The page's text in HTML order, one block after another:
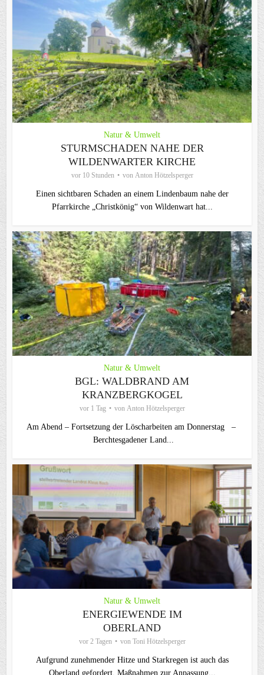
Natur & Umwelt
STURMSCHADEN NAHE DER
WILDENWARTER KIRCHE
vor 10 Stunden von Anton Hötzelsperger
Einen sichtbaren Schaden an einem Lindenbaum nahe der
Pfarrkirche „Christkönig“ von Wildenwart hat...
Natur & Umwelt
BGL: WALDBRAND AM
KRANZBERGKOGEL
vor 1 Tag von Anton Hötzelsperger
Am Abend – Fortsetzung der Löscharbeiten am Donnerstag –
Berchtesgadener Land...
Natur & Umwelt
ENERGIEWENDE IM
OBERLAND
vor 2 Tagen von Toni Hötzelsperger
Aufgrund zunehmender Hitze und Starkregen ist auch das
Oberland gefordert, Maßnahmen zur Anpassung...